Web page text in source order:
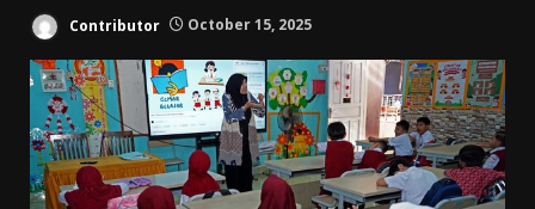
Contributor October 15, 2025